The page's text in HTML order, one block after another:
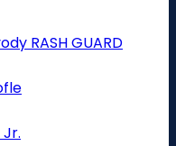
RASH GUARD